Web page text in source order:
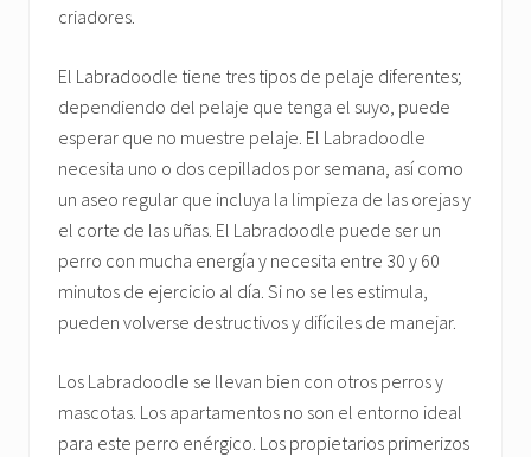
criadores.
El Labradoodle tiene tres tipos de pelaje diferentes;
dependiendo del pelaje que tenga el suyo, puede
esperar que no muestre pelaje. El Labradoodle
necesita uno o dos cepillados por semana, así como
un aseo regular que incluya la limpieza de las orejas y
el corte de las uñas. El Labradoodle puede ser un
perro con mucha energía y necesita entre 30 y 60
minutos de ejercicio al día. Si no se les estimula,
pueden volverse destructivos y difíciles de manejar.
Los Labradoodle se llevan bien con otros perros y
mascotas. Los apartamentos no son el entorno ideal
para este perro enérgico. Los propietarios primerizos